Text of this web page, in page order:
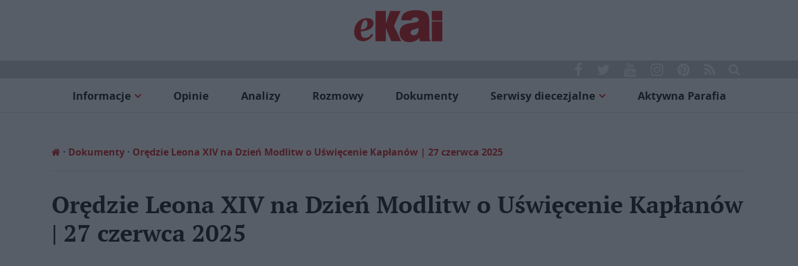
Informacje Opinie Analizy Rozmowy Dokumenty Serwisy diecezjalne Aktywna Parafia
Dokumenty Orędzie Leona XIV na Dzień Modlitw o Uświęcenie Kapłanów | 27 czerwca 2025
Orędzie Leona XIV na Dzień Modlitw o Uświęcenie Kapłanów
| 27 czerwca 2025